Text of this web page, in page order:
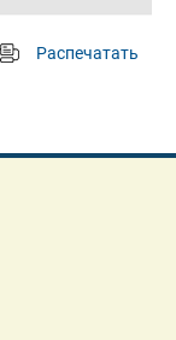
Распечатать